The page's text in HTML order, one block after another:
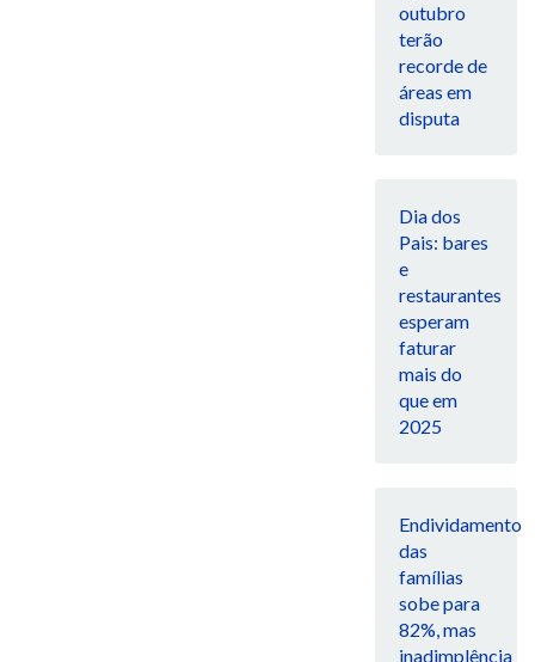
outubro
terão
recorde de
áreas em
disputa
Dia dos
Pais: bares
e
restaurantes
esperam
faturar
mais do
que em
2025
Endividamento
das
famílias
sobe para
82%, mas
inadimplência